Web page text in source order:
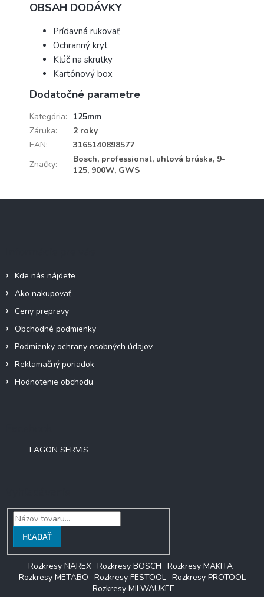
OBSAH DODÁVKY
Prídavná rukoväť
Ochranný kryt
Kľúč na skrutky
Kartónový box
Dodatočné parametre
Kategória:
125mm
Záruka:
2 roky
EAN:
3165140898577
Značky:
Bosch, professional, uhlová brúska, 9-
125, 900W, GWS
Kde nás nájdete
Ako nakupovať
Ceny prepravy
Obchodné podmienky
Podmienky ochrany osobných údajov
Reklamačný poriadok
Hodnotenie obchodu
LAGON SERVIS
HĽADAŤ
Rozkresy NAREX Rozkresy BOSCH Rozkresy MAKITA
Rozkresy METABO Rozkresy FESTOOL Rozkresy PROTOOL
Rozkresy MILWAUKEE